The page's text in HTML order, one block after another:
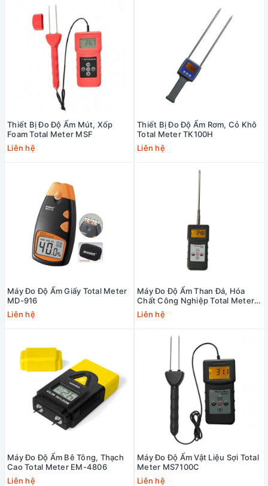
Thiết Bị Đo Độ Ẩm Mút, Xốp
Foam Total Meter MSF
Liên hệ
Thiết Bị Đo Độ Ẩm Rơm, Cỏ Khô
Total Meter TK100H
Liên hệ
Máy Đo Độ Ẩm Giấy Total Meter
MD-916
Liên hệ
Máy Đo Độ Ẩm Than Đá, Hóa
Chất Công Nghiệp Total Meter
MS-350
Liên hệ
Máy Đo Độ Ẩm Bê Tông, Thạch
Cao Total Meter EM-4806
Liên hệ
Máy Đo Độ Ẩm Vật Liệu Sợi Total
Meter MS7100C
Liên hệ